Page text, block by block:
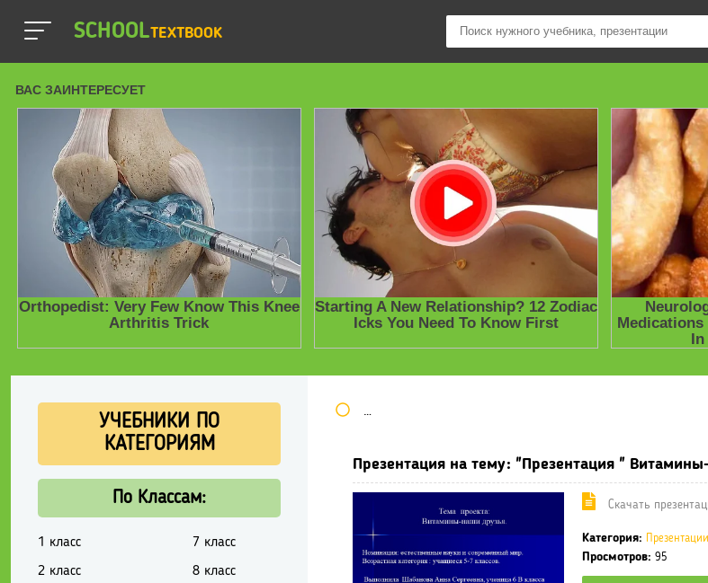
SCHOOLTEXTBOOK
Школьные учебники / Презентации по предметам
Презентация на тему: "Презентация "
Cкачать
Категория: Презентации
Просмотров: 95
УЧЕБНИКИ ПО
КАТЕГОРИЯМ
По Классам:
1 класс
2 класс
7 класс
8 класс